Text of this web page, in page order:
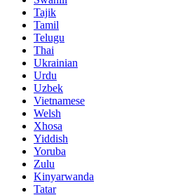
Tajik
Tamil
Telugu
Thai
Ukrainian
Urdu
Uzbek
Vietnamese
Welsh
Xhosa
Yiddish
Yoruba
Zulu
Kinyarwanda
Tatar